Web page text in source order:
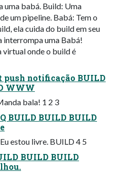
uma babá. Build: Uma
um pipeline. Babá: Tem o
ela cuida do build em seu
interrompa uma Babá!
virtual onde o build é
push notificação BUILD
WWW
bala! 1 2 3
BUILD BUILD BUILD
estou livre. BUILD 4 5
BUILD BUILD